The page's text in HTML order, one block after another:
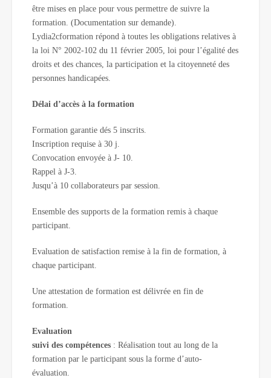
être mises en place pour vous permettre de suivre la
formation. (Documentation sur demande).
Lydia2cformation répond à toutes les obligations relatives à
la loi N° 2002-102 du 11 février 2005, loi pour l’égalité des
droits et des chances, la participation et la citoyenneté des
personnes handicapées.
Délai d’accès à la formation
Formation garantie dés 5 inscrits.
Inscription requise à 30 j.
Convocation envoyée à J- 10.
Rappel à J-3.
Jusqu’à 10 collaborateurs par session.
Ensemble des supports de la formation remis à chaque
participant.
Evaluation de satisfaction remise à la fin de formation, à
chaque participant.
Une attestation de formation est délivrée en fin de
formation.
Evaluation
suivi des compétences: Réalisation tout au long de la
formation par le participant sous la forme d’auto-
évaluation.